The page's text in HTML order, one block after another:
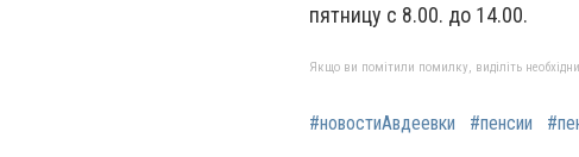
пятницу с 8.00. до 14.00.
Якщо ви помітили помилку, виділіть
#новостиАвдеевки #пенсии